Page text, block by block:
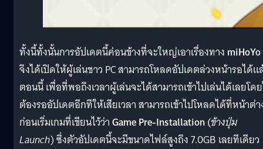
ทั้งนี้ทั้งนั้นการอัปเดตนี้ค่อนข้างที่จะใหญ่เอาเรื่องทาง miHoYo
จึงได้เปิดให้ผู้เล่นชาว PC สามารถโหลดอัปเดตล่วงหน้ารอได้แ
ตอนนี้ เพื่อที่พอถึงเวลาผู้เล่นจะได้สามารถเข้าไปเล่นได้เลยโด
ต้องรออัปเดตอีกทีให้เสียเวลา สามารถเข้าไปโหลดได้ที่หน้าต่
ก่อนเริ่มเกมที่เขียนไว้ว่าGame Pre-Installation(ข้างปุ่ม
Launch) ซึ่งตัวอัปเดตนี้จะมีขนาดไฟล์สูงถึง 7.0GB เลยทีเดียว